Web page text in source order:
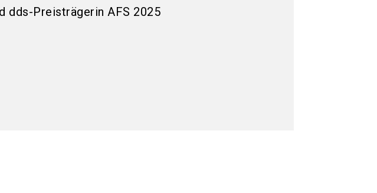
dds-Preisträgerin AFS 2025